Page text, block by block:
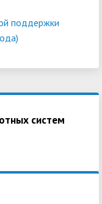
поддержки
систем